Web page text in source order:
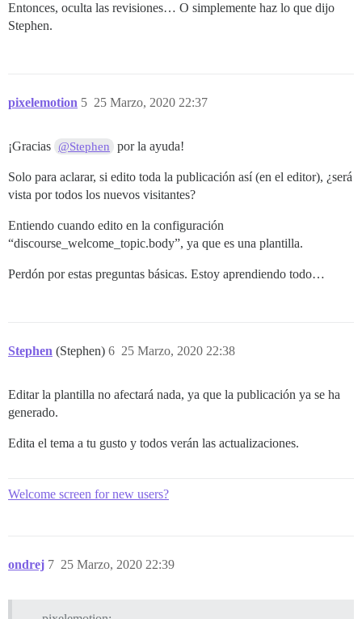
Entonces, oculta las revisiones… O simplemente haz lo que dijo
Stephen.
pixelemotion 25 Marzo, 2020 22:37
5
¡Gracias @Stephen por la ayuda!
Solo para aclarar, si edito toda la publicación así (en el editor), ¿será
vista por todos los nuevos visitantes?
Entiendo cuando edito en la configuración
“discourse_welcome_topic.body”, ya que es una plantilla.
Perdón por estas preguntas básicas. Estoy aprendiendo todo…
Stephen (Stephen) 25 Marzo, 2020 22:38
6
Editar la plantilla no afectará nada, ya que la publicación ya se ha
generado.
Edita el tema a tu gusto y todos verán las actualizaciones.
Welcome screen for new users?
ondrej 25 Marzo, 2020 22:39
7